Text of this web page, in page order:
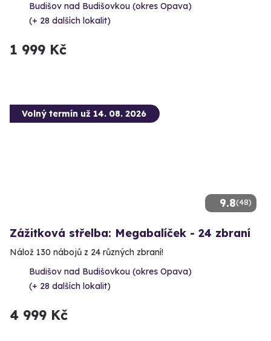
Budišov nad Budišovkou (okres Opava)
(+ 28 dalších lokalit)
1 999 Kč
9.8(48)
Volný termín už 14. 08. 2026
Zážitková střelba: Megabalíček - 24 zbraní
Nálož 130 nábojů z 24 různých zbraní!
Budišov nad Budišovkou (okres Opava)
(+ 28 dalších lokalit)
4 999 Kč